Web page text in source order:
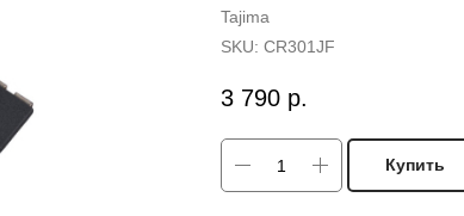
Tajima
SKU: CR301JF
3 790 р.
Купить